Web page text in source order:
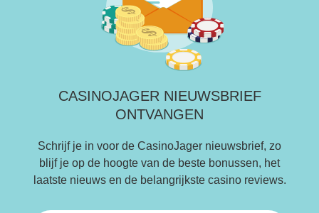
CASINOJAGER NIEUWSBRIEF
ONTVANGEN
Schrijf je in voor de CasinoJager nieuwsbrief, zo
blijf je op de hoogte van de beste bonussen, het
laatste nieuws en de belangrijkste casino reviews.